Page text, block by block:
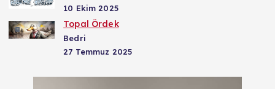
10 Ekim 2025
Topal Ördek
Bedri
27 Temmuz 2025